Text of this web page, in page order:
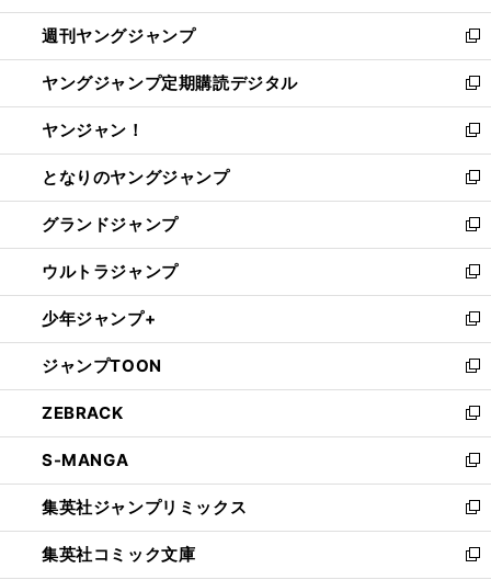
開
く
ウ
で
開
く
ン
ド
ウ
で
開
く
ウ
ィ
ン
ド
ウ
で
開
く
週刊ヤングジャンプ
新
し
い
ウ
ィ
ン
ド
ウ
で
開
く
ヤングジャンプ定期購読デジタル
新
し
い
ウ
ィ
ン
ド
ウ
で
開
く
ヤンジャン！
新
し
い
ウ
ィ
ン
ド
ウ
で
開
く
となりのヤングジャンプ
新
し
い
ウ
ィ
ン
ド
ウ
で
開
く
グランドジャンプ
新
し
い
ウ
ィ
ン
ド
ウ
で
開
く
ウルトラジャンプ
新
し
い
ウ
ィ
ン
ド
ウ
で
開
く
少年ジャンプ+
新
し
い
ウ
ィ
ン
ド
ウ
で
開
く
ジャンプTOON
新
し
い
ウ
ィ
ン
ド
ウ
で
ZEBRACK
新
し
い
ウ
ィ
ン
ド
S-MANGA
新
し
い
ウ
ィ
集英社ジャンプリミックス
新
し
い
集英社コミック文庫
新